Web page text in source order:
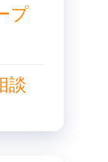
プ
談